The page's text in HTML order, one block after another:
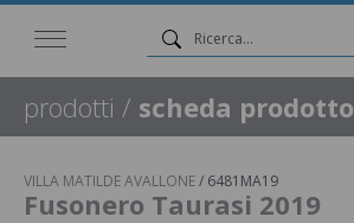
prodotti / scheda prodotto
VILLA MATILDE AVALLONE/ 6481MA19
Fusonero Taurasi 2019